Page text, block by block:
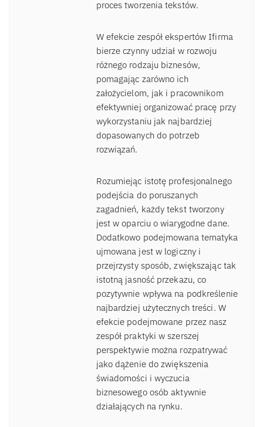
proces tworzenia tekstów.
W efekcie zespół ekspertów Ifirma
bierze czynny udział w rozwoju
różnego rodzaju biznesów,
pomagając zarówno ich
założycielom, jak i pracownikom
efektywniej organizować pracę przy
wykorzystaniu jak najbardziej
dopasowanych do potrzeb
rozwiązań.
Rozumiejąc istotę profesjonalnego
podejścia do poruszanych
zagadnień, każdy tekst tworzony
jest w oparciu o wiarygodne dane.
Dodatkowo podejmowana tematyka
ujmowana jest w logiczny i
przejrzysty sposób, zwiększając tak
istotną jasność przekazu, co
pozytywnie wpływa na podkreślenie
najbardziej użytecznych treści. W
efekcie podejmowane przez nasz
zespół praktyki w szerszej
perspektywie można rozpatrywać
jako dążenie do zwiększenia
świadomości i wyczucia
biznesowego osób aktywnie
działających na rynku.